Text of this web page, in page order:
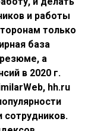
и работы
только
база
а
в 2020 г.
hh.ru
сотрудников.